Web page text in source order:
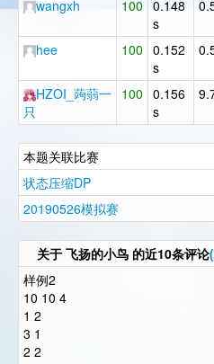
wangxh 100 0.148
s
hee 100 0.152
s
HZOI_蒟蒻一
只
100 0.156
s
本题关联比赛
状态压缩DP
20190526模拟赛
关于 飞扬的小鸟 的近10条评论
样例2
10 10 4
1 2
3 1
2 2